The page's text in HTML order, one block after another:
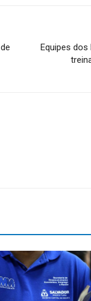
Equipes